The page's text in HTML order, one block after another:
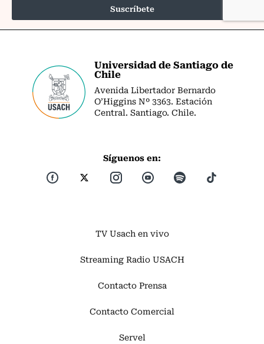
Universidad de Santiago de
Chile
Avenida Libertador Bernardo
O’Higgins Nº 3363. Estación
Central. Santiago. Chile.
Síguenos en:
TV Usach en vivo
Streaming Radio USACH
Contacto Prensa
Contacto Comercial
Servel